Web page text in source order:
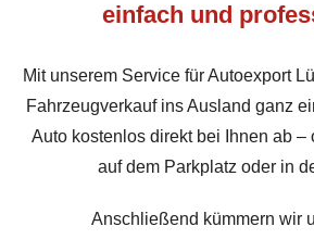
einfach und
Mit unserem Service für Autoexport
Fahrzeugverkauf ins Ausland ganz
Auto kostenlos direkt bei Ihnen ab –
auf dem Parkplatz oder in
Anschließend kümmern wir